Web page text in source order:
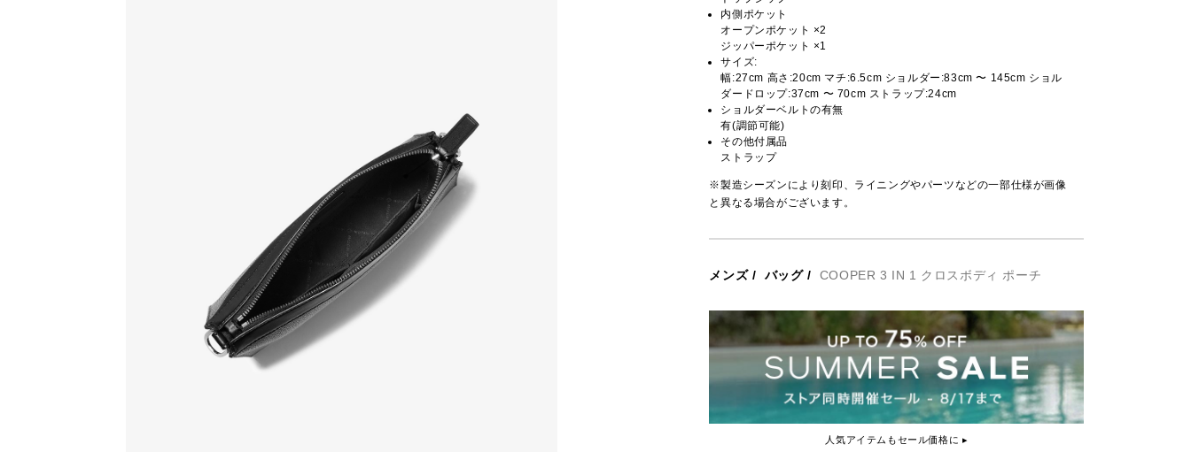
内側ポケット
オープンポケット ×2
ジッパーポケット ×1
サイズ:
幅:27cm 高さ:20cm マチ:6.5cm ショルダー:83cm 〜 145cm ショル
ダードロップ:37cm 〜 70cm ストラップ:24cm
ショルダーベルトの有無
有(調節可能)
その他付属品
ストラップ
※製造シーズンにより刻印、ライニングやパーツなどの一部仕様が画像
と異なる場合がございます。
メンズ/ バッグ/ COOPER 3 IN 1 クロスボディ ポーチ
人気アイテムもセール価格に ▸